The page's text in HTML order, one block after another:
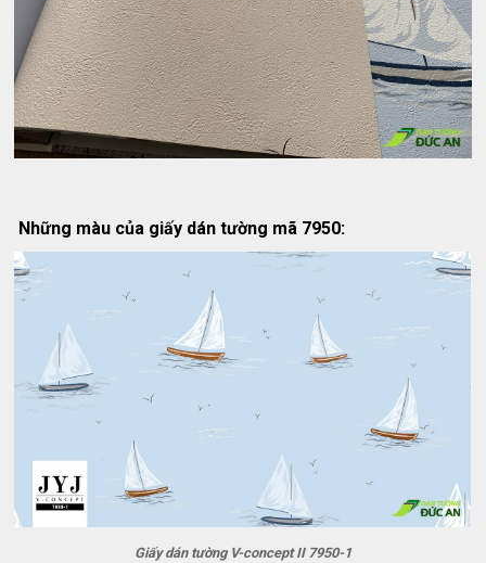
Những màu của giấy dán tường mã 7950:
Giấy dán tường V-concept II 7950-1